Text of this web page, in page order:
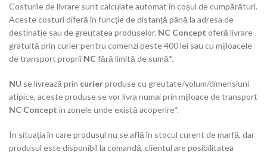
Costurile de livrare sunt calculate automat în coșul de cumpărături.
Aceste costuri diferă în funcție de distanță până la adresa de
destinatie sau de greutatea produselor. NC Concept oferă livrare
gratuită prin curier pentru comenzi peste 400 lei sau cu mijloacele
de transport proprii NC fără limită de sumă*.
NU se livrează prin curierproduse cu greutate/volum/dimensiuni
atipice, aceste produse se vor livra numai prin mijloace de transport
NC Concept in zonele unde există acoperire*.
În situația în care produsul nu se află în stocul curent de marfă, dar
produsul este disponibil la comandă, clientul are posibilitatea